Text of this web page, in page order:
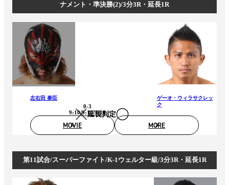
ナメント・準決勝(2)/3分3R・延長1R
左右田 泰臣
延長判定
0-3
9:10/9:10/9:10
ゲーオ・ウィラサクレッ
ク
MOVIE MORE
第11試合/スーパーファイト/K-1ウェルター級/3分3R・延長1R